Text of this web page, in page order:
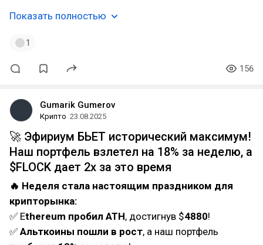
Показать полностью
1
156
Gumarik Gumerov
Крипто 23.08.2025
🚀 Эфириум БЬЕТ исторический максимум!
Наш портфель взлетел на 18% за неделю, а
$FLOCK дает 2x за это время
🔥 Неделя стала настоящим праздником для
крипторынка:
✅ Ethereum пробил ATH, достигнув $4880!
✅ Альткоины пошли в рост, а наш портфель